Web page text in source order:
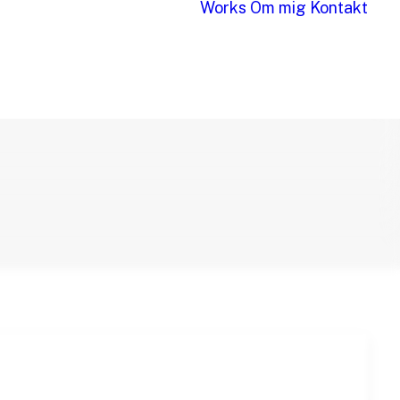
Works Om mig Kontakt